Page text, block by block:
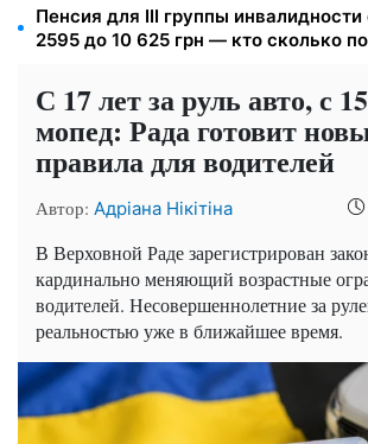
Пенсия для III группы инвалидности
2595 до 10 625 грн — кто сколько
С 17 лет за руль авто, с
мопед: Рада готовит
правила для водителей
Автор: Адріана Нікітіна
В Верховной Раде зарегистрирован
кардинально меняющий возрастные
водителей. Несовершеннолетние за
реальностью уже в ближайшее время.